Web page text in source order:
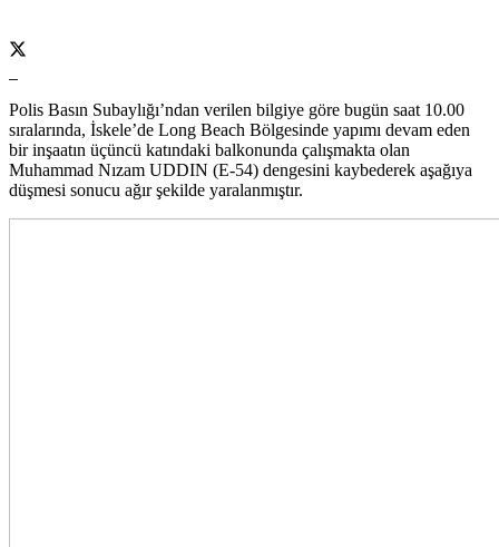
Polis Basın Subaylığı’ndan verilen bilgiye göre bugün saat 10.00
sıralarında, İskele’de Long Beach Bölgesinde yapımı devam eden
bir inşaatın üçüncü katındaki balkonunda çalışmakta olan
Muhammad Nızam UDDIN (E-54) dengesini kaybederek aşağıya
düşmesi sonucu ağır şekilde yaralanmıştır.